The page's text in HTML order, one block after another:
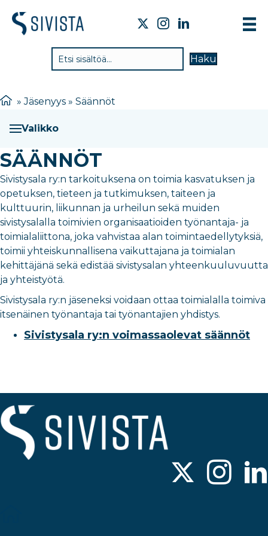
Haku
»Jäsenyys » Säännöt
Valikko
SÄÄNNÖT
Sivistysala ry:n tarkoituksena on toimia kasvatuksen ja
opetuksen, tieteen ja tutkimuksen, taiteen ja
kulttuurin, liikunnan ja urheilun sekä muiden
sivistysalalla toimivien organisaatioiden työnantaja- ja
toimialaliittona, joka vahvistaa alan toimintaedellytyksiä,
toimii yhteiskunnallisena vaikuttajana ja toimialan
kehittäjänä sekä edistää sivistysalan yhteenkuuluvuutta
ja yhteistyötä.
Sivistysala ry:n jäseneksi voidaan ottaa toimialalla toimiva
itsenäinen työnantaja tai työnantajien yhdistys.
Sivistysala ry:n voimassaolevat säännöt